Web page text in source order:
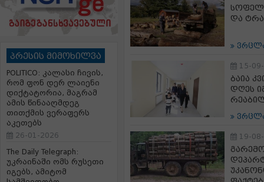
პრესის მიმოხილვა
POLITICO: კალასი ჩივის,
რომ ფონ დერ ლაიენი
დიქტატორია, მაგრამ
ამის წინააღმდეგ
თითქმის ვერაფერს
აკეთებს
26-01-2026
The Daily Telegraph:
უკრაინაში ომს რუსეთი
იგებს, ამიტომ
სოფელ
და
15-
ბაია
დღეს
19-